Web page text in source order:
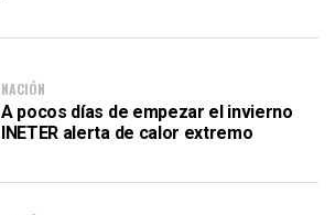
NACIÓN
A pocos días de empezar el invierno
INETER alerta de calor extremo